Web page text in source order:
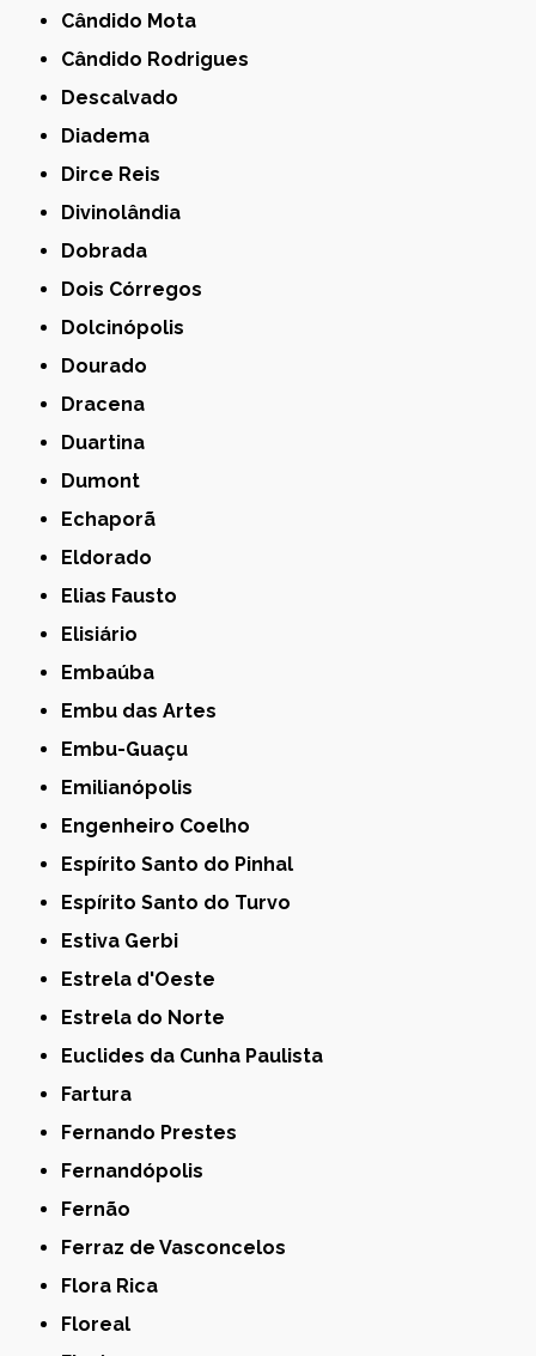
Cândido Mota
Cândido Rodrigues
Descalvado
Diadema
Dirce Reis
Divinolândia
Dobrada
Dois Córregos
Dolcinópolis
Dourado
Dracena
Duartina
Dumont
Echaporã
Eldorado
Elias Fausto
Elisiário
Embaúba
Embu das Artes
Embu-Guaçu
Emilianópolis
Engenheiro Coelho
Espírito Santo do Pinhal
Espírito Santo do Turvo
Estiva Gerbi
Estrela d'Oeste
Estrela do Norte
Euclides da Cunha Paulista
Fartura
Fernando Prestes
Fernandópolis
Fernão
Ferraz de Vasconcelos
Flora Rica
Floreal